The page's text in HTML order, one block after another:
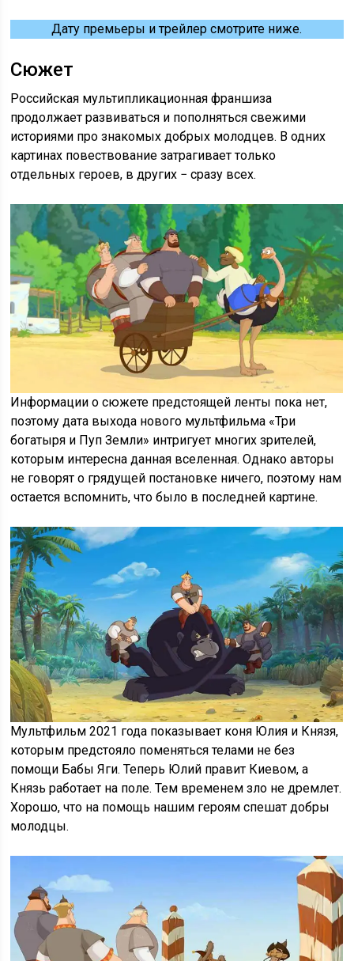
Дату премьеры и трейлер смотрите ниже.
Сюжет
Российская мультипликационная франшиза
продолжает развиваться и пополняться свежими
историями про знакомых добрых молодцев. В одних
картинах повествование затрагивает только
отдельных героев, в других − сразу всех.
Информации о сюжете предстоящей ленты пока нет,
поэтому дата выхода нового мультфильма «Три
богатыря и Пуп Земли» интригует многих зрителей,
которым интересна данная вселенная. Однако авторы
не говорят о грядущей постановке ничего, поэтому нам
остается вспомнить, что было в последней картине.
Мультфильм 2021 года показывает коня Юлия и Князя,
которым предстояло поменяться телами не без
помощи Бабы Яги. Теперь Юлий правит Киевом, а
Князь работает на поле. Тем временем зло не дремлет.
Хорошо, что на помощь нашим героям спешат добры
молодцы.